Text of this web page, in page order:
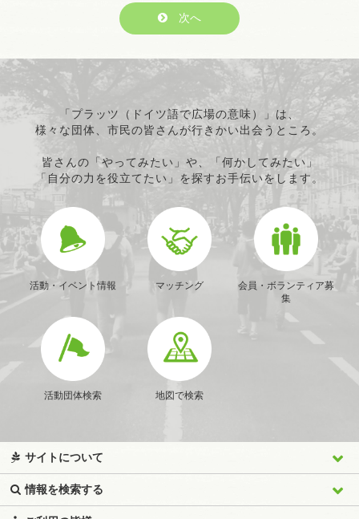
次へ
「プラッツ（ドイツ語で広場の意味）」は、
様々な団体、市民の皆さんが行きかい出会うところ。
皆さんの「やってみたい」や、「何かしてみたい」
「自分の力を役立てたい」を探すお手伝いをします。
活動・イベント情報 マッチング
会員・ボランティア募
集
活動団体検索 地図で検索
サイトについて
情報を検索する